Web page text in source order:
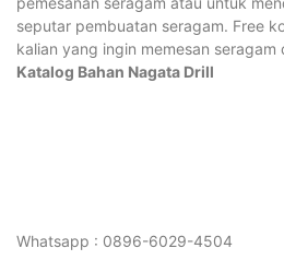
seputar pembuatan seragam. Free
kalian yang ingin memesan seragam
Katalog Bahan Nagata Drill
Whatsapp : 0896-6029-4504